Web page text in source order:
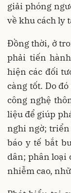
giải phóng
về khu cách ly
Đồng thời, ở
phải tiến
hiện các đối
càng tốt. Do
công nghệ
liệu để giúp
nghi ngờ;
báo y tế bắt
dân; phân loại
nhiễm cao,